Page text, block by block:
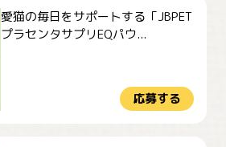
愛猫の毎日をサポートする「JBPET
プラセンタサプリEQパウ...
応募する